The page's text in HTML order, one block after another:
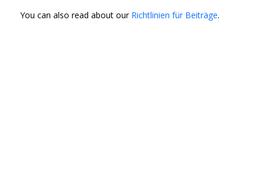
You can also read about our Richtlinien für Beiträge.